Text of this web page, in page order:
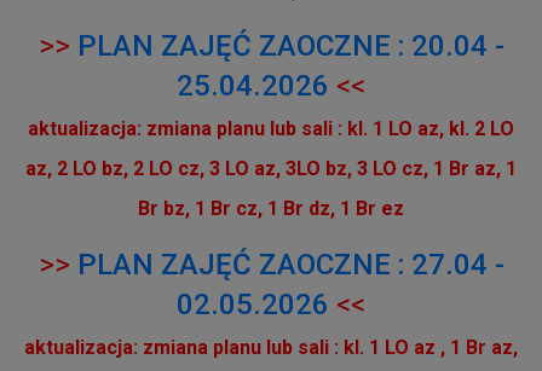
>> PLAN ZAJĘĆ ZAOCZNE : 20.04 -
25.04.2026 <<
aktualizacja: zmiana planu lub sali : kl. 1 LO az, kl. 2 LO
az, 2 LO bz, 2 LO cz, 3 LO az, 3LO bz, 3 LO cz, 1 Br az, 1
Br bz, 1 Br cz, 1 Br dz, 1 Br ez
>> PLAN ZAJĘĆ ZAOCZNE : 27.04 -
02.05.2026 <<
aktualizacja: zmiana planu lub sali : kl. 1 LO az , 1 Br az,